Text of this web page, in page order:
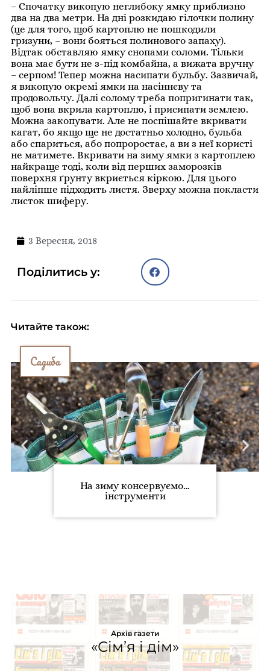
– Спочатку викопую неглибоку ямку приблизно
два на два метри. На дні розкидаю гілочки полину
(це для того, щоб картоплю не пошкодили
гризуни, – вони бояться полинового запаху).
Відтак обставляю ямку снопами соломи. Тільки
вона має бути не з-під комбайна, а вижата вручну
– серпом! Тепер можна насипати бульбу. Зазвичай,
я викопую окремі ямки на насіннєву та
продовольчу. Далі солому треба попригинати так,
щоб вона вкрила картоплю, і присипати землею.
Можна закопувати. Але не поспішайте вкривати
кагат, бо якщо ще не достатньо холодно, бульба
або спариться, або попроростає, а ви з неї користі
не матимете. Вкривати на зиму ямки з картоплею
найкраще тоді, коли від перших заморозків
поверхня ґрунту вкриється кіркою. Для цього
найліпше підходить листя. Зверху можна покласти
листок шиферу.
3 Вересня, 2018
Поділитись у:
Читайте також:
Садиба
На зиму консервуємо…
інструменти
Архів газети
«Сім’я і дім»